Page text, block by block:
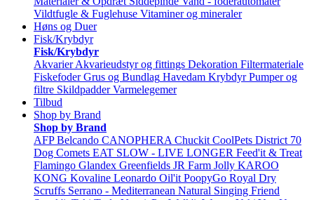
Vildtfugle & Fuglehuse Vitaminer og mineraler
Høns og Duer
Fisk/Krybdyr
Fisk/Krybdyr
Akvarier Akvarieudstyr og fittings Dekoration Filtermateriale
Fiskefoder Grus og Bundlag Havedam Krybdyr Pumper og
filtre Skildpadder Varmelegemer
Tilbud
Shop by Brand
Shop by Brand
AFP Belcando CANOPHERA Chuckit CoolPets District 70
Dog Comets EAT SLOW - LIVE LONGER Feed'it & Treat
Flamingo Glandex Greenfields JR Farm Jolly KAROO
KONG Kovaline Leonardo Oil'it PoopyGo Royal Dry
Scruffs Serrano - Mediterranean Natural Singing Friend